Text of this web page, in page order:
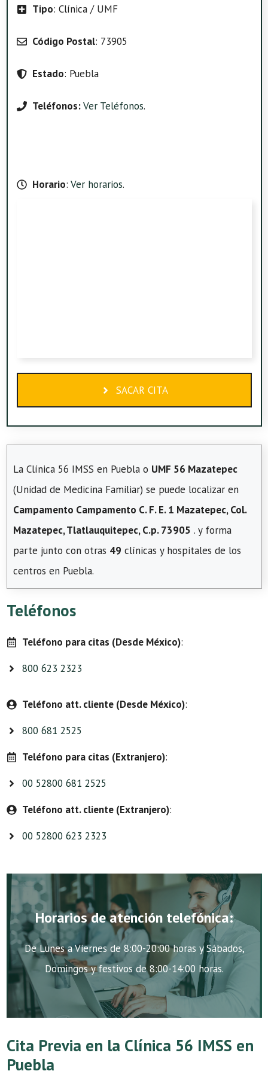
Tipo: Clínica / UMF
Código Postal: 73905
Estado: Puebla
Teléfonos:Ver Teléfonos.
Horario: Ver horarios.
SACAR CITA
La Clínica 56 IMSS en Puebla o UMF 56 Mazatepec
(Unidad de Medicina Familiar) se puede localizar en
Campamento Campamento C. F. E. 1 Mazatepec, Col.
Mazatepec, Tlatlauquitepec, C.p. 73905 . y forma
parte junto con otras 49 clínicas y hospitales de los
centros en Puebla.
Teléfonos
Teléfono para citas (Desde México):
800 623 2323
Teléfono att. cliente (Desde México):
800 681 2525
Teléfono para citas (Extranjero):
00 52800 681 2525
Teléfono att. cliente (Extranjero):
00 52800 623 2323
Horarios de atención telefónica:
De Lunes a Viernes de 8:00-20:00 horas y Sábados,
Domingos y festivos de 8:00-14:00 horas.
Cita Previa en la Clínica 56 IMSS en
Puebla